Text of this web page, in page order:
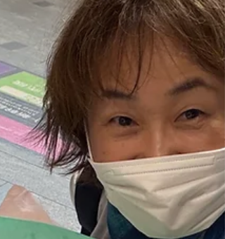
た。 車内では人工呼吸器や点滴を継続しながら
患者さんの状態を細かく確認し、落ち着いた環境
を保つことを心